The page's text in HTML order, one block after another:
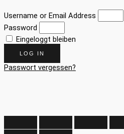
Username or Email Address
Password
Eingeloggt bleiben
LOG IN
Passwort vergessen?